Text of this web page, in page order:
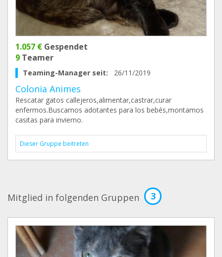
1.057 € Gespendet
9 Teamer
Teaming-Manager seit: 26/11/2019
Colonia Animes
Rescatar gatos callejeros,alimentar,castrar,curar
enfermos.Buscamos adotantes para los bebés,montamos
casitas para invierno.
Dieser Gruppe beitreten
Mitglied in folgenden Gruppen 3